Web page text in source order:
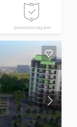
рекомендуем